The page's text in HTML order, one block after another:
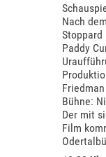
Nach
Stoppard
Paddy
Bühne:
Der mit
Film